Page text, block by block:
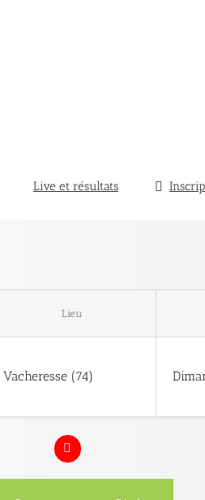
Live et résultats
Lieu
Vacheresse (74)